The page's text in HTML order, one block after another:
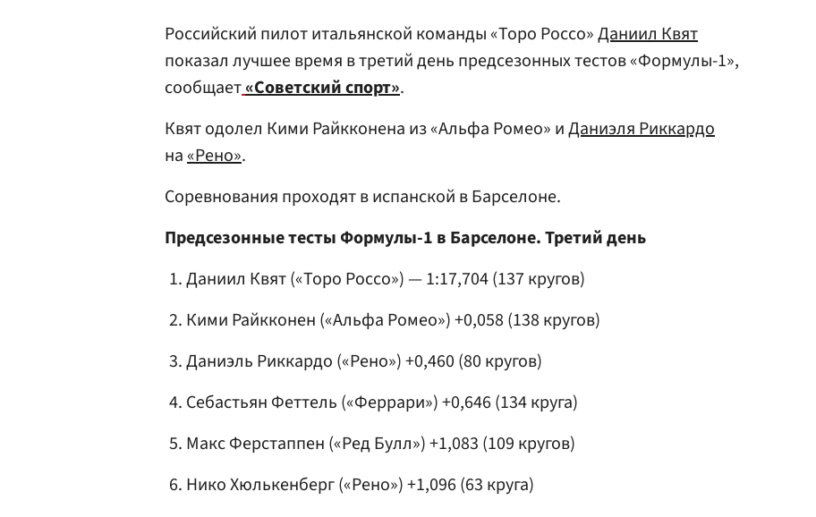
Российский пилот итальянской команды «Торо Россо»Даниил Квят
показал лучшее время в третий день предсезонных тестов «Формулы-1»,
сообщает«Советский спорт».
Квят одолел Кими Райкконена из «Альфа Ромео» иДаниэля Риккардо
на«Рено».
Соревнования проходят в испанской в Барселоне.
Предсезонные тесты Формулы-1 в Барселоне. Третий день
Даниил Квят («Торо Россо») — 1:17,704 (137 кругов)
Кими Райкконен («Альфа Ромео») +0,058 (138 кругов)
Даниэль Риккардо («Рено») +0,460 (80 кругов)
Себастьян Феттель («Феррари») +0,646 (134 круга)
Макс Ферстаппен («Ред Булл») +1,083 (109 кругов)
Нико Хюлькенберг(«Рено») +1,096 (63 круга)